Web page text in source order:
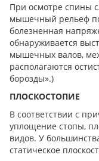
При осмотре спины
мышечный рельеф
болезненная
обнаруживается
мышечных валов,
располагаются
борозды».)
ПЛОСКОСТОПИЕ
В соответствии с
уплощение стопы,
видов. У
статическое